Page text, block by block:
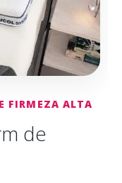
FIRMEZA ALTA
de